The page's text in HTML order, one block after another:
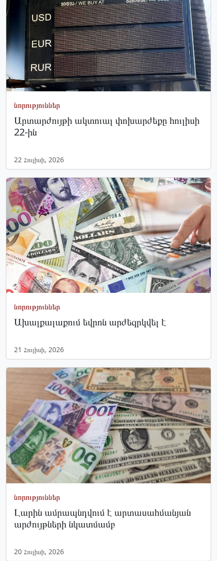
նորություններ
Արտարժույթի ակտուալ փոխարժեքը հուլիսի
22-ին
22 Հուլիսի, 2026
նորություններ
Ախալքալաքում եվրոն արժեզրկվել է
21 Հուլիսի, 2026
նորություններ
Լարին ամրապնդվում է արտասահմանյան
արժույթների նկատմամբ
20 Հուլիսի, 2026